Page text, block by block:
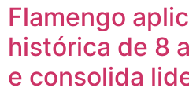
Flamengo
histórica de 8
e consolida